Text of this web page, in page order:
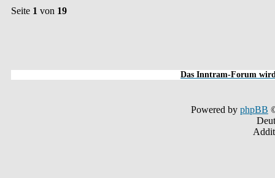
Seite 1 von 19
Das Inntram-Forum
Powered by phpBB